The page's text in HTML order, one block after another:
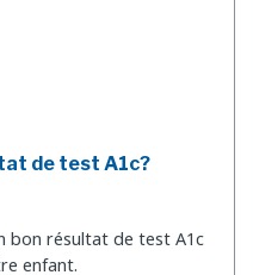
de test A1c?
bon résultat de test A1c
enfant.